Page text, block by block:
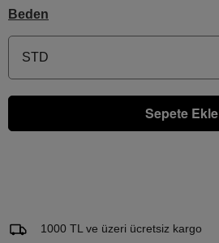
Beden
STD
Sepete Ekle
Email Adresi
1000 TL ve üzeri ücretsiz kargo